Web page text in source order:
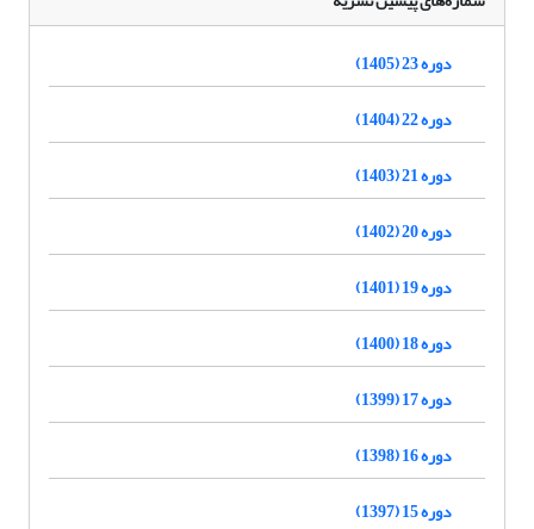
دوره 23 (1405)
دوره 22 (1404)
دوره 21 (1403)
دوره 20 (1402)
دوره 19 (1401)
دوره 18 (1400)
دوره 17 (1399)
دوره 16 (1398)
دوره 15 (1397)